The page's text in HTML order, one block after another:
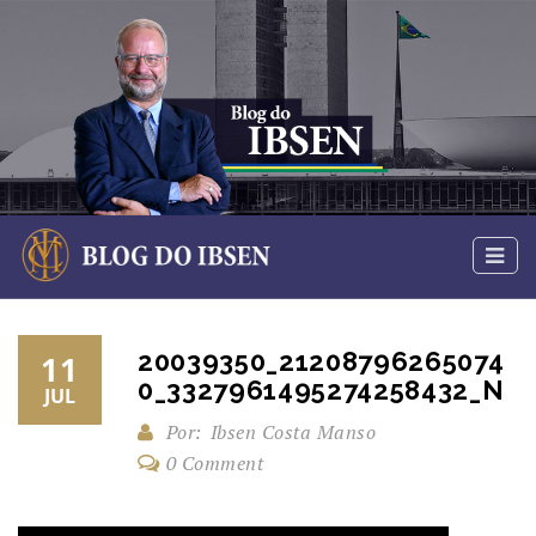
11
JUL
20039350_21208796265074
0_3327961495274258432_N
Por: Ibsen Costa Manso
0 Comment